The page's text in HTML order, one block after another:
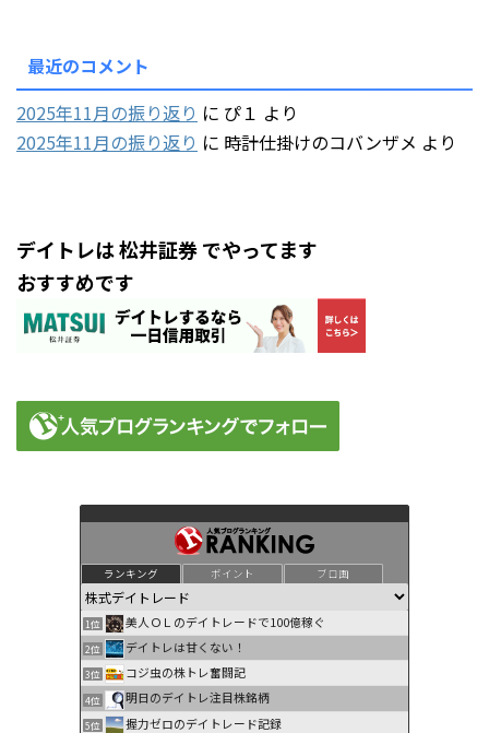
最近のコメント
2025年11月の振り返り に ぴ１ より
2025年11月の振り返り に 時計仕掛けのコバンザメ より
デイトレは 松井証券 でやってます
おすすめです
ランキング ポイント ブロ画
1位 美人ＯＬのデイトレードで100億稼ぐ
2位 デイトレは甘くない！
3位 コジ虫の株トレ奮闘記
4位 明日のデイトレ注目株銘柄
5位 握力ゼロのデイトレード記録